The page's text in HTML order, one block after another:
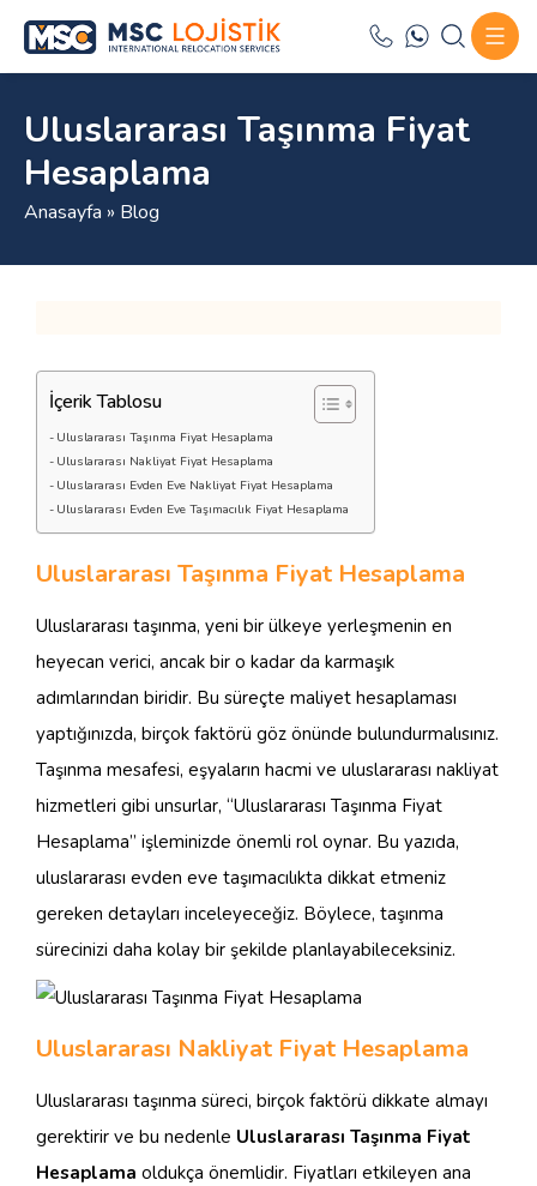
Uluslararası Taşınma Fiyat
Hesaplama
Anasayfa » Blog
İçerik Tablosu
Uluslararası Taşınma Fiyat Hesaplama
Uluslararası Nakliyat Fiyat Hesaplama
Uluslararası Evden Eve Nakliyat Fiyat Hesaplama
Uluslararası Evden Eve Taşımacılık Fiyat Hesaplama
Uluslararası Taşınma Fiyat Hesaplama
Uluslararası taşınma, yeni bir ülkeye yerleşmenin en
heyecan verici, ancak bir o kadar da karmaşık
adımlarından biridir. Bu süreçte maliyet hesaplaması
yaptığınızda, birçok faktörü göz önünde bulundurmalısınız.
Taşınma mesafesi, eşyaların hacmi ve uluslararası nakliyat
hizmetleri gibi unsurlar, “Uluslararası Taşınma Fiyat
Hesaplama” işleminizde önemli rol oynar. Bu yazıda,
uluslararası evden eve taşımacılıkta dikkat etmeniz
gereken detayları inceleyeceğiz. Böylece, taşınma
sürecinizi daha kolay bir şekilde planlayabileceksiniz.
Uluslararası Nakliyat Fiyat Hesaplama
Uluslararası taşınma süreci, birçok faktörü dikkate almayı
gerektirir ve bu nedenle Uluslararası Taşınma Fiyat
Hesaplama oldukça önemlidir. Fiyatları etkileyen ana